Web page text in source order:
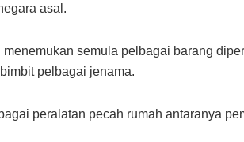
asal.
menemukan semula pelbagai barang
pelbagai jenama.
peralatan pecah rumah antaranya